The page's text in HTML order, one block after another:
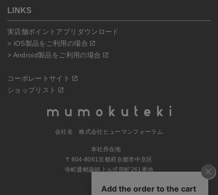
LINKS
実店舗ポイントアプリダウンロード
> iOS製品をご利用の場合
> Android製品をご利用の場合
コーポレートサイト
ショップリスト
会社名 株式会社ヒューマンフォーラム
本社所在地
〒604-8061京都府京都市中京区
寺町通蛸薬師上ル式部町261番地
MAP